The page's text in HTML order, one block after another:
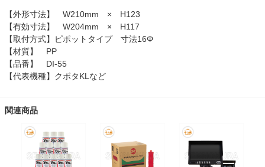
【外形寸法】 W210mm × H123
【有効寸法】 W204mm × H117
【取付方式】ピポットタイプ 寸法16Φ
【材質】 PP
【品番】 DI-55
【代表機種】クボタKLなど
関連商品